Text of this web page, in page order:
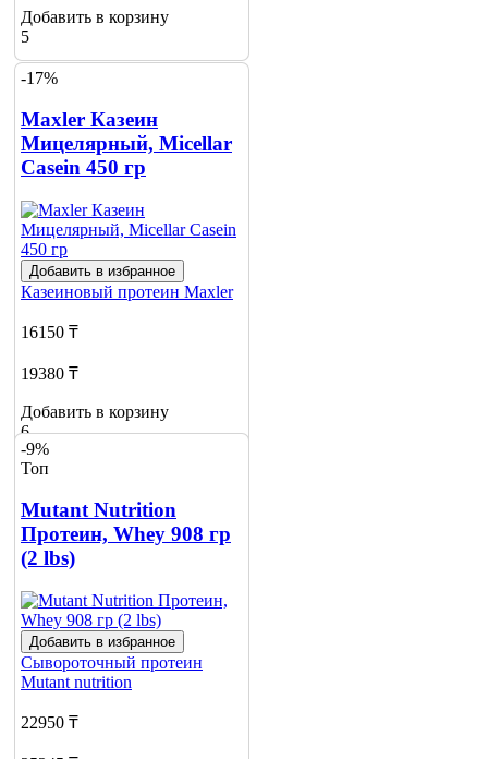
Добавить в корзину
5
-17%
Maxler Казеин
Мицелярный, Micellar
Casein 450 гр
Добавить в избранное
Казеиновый протеин Maxler
16150 ₸
19380 ₸
Добавить в корзину
6
-9%
Топ
Mutant Nutrition
Протеин, Whey 908 гр
(2 lbs)
Добавить в избранное
Сывороточный протеин
Mutant nutrition
22950 ₸